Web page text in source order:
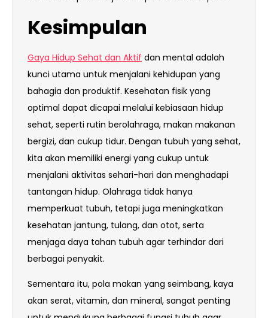
Kesimpulan
Gaya Hidup Sehat dan Aktif dan mental adalah
kunci utama untuk menjalani kehidupan yang
bahagia dan produktif. Kesehatan fisik yang
optimal dapat dicapai melalui kebiasaan hidup
sehat, seperti rutin berolahraga, makan makanan
bergizi, dan cukup tidur. Dengan tubuh yang sehat,
kita akan memiliki energi yang cukup untuk
menjalani aktivitas sehari-hari dan menghadapi
tantangan hidup. Olahraga tidak hanya
memperkuat tubuh, tetapi juga meningkatkan
kesehatan jantung, tulang, dan otot, serta
menjaga daya tahan tubuh agar terhindar dari
berbagai penyakit.
Sementara itu, pola makan yang seimbang, kaya
akan serat, vitamin, dan mineral, sangat penting